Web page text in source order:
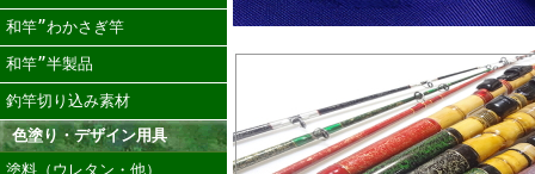
和竿”わかさぎ竿
和竿”半製品
釣竿切り込み素材
色塗り・デザイン用具
塗料（ウレタン・他）